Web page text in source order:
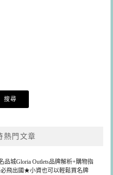
熱門文章
品城Gloria Outlets品牌解析+購物指
飛出國★小資也可以輕鬆買名牌